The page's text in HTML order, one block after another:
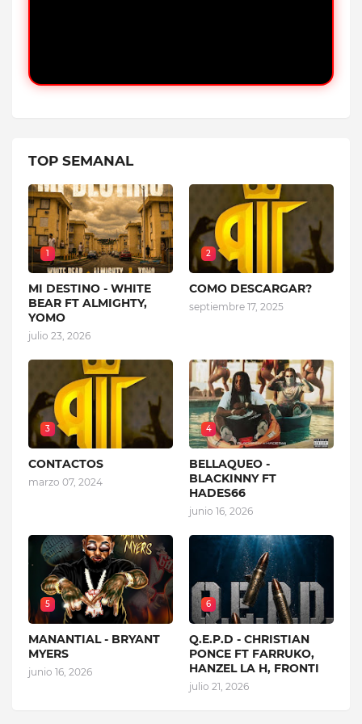
TOP SEMANAL
1
MI DESTINO - WHITE
BEAR FT ALMIGHTY,
YOMO
julio 23, 2026
2
COMO DESCARGAR?
septiembre 17, 2025
3
CONTACTOS
marzo 07, 2024
4
BELLAQUEO -
BLACKINNY FT
HADES66
junio 16, 2026
5
MANANTIAL - BRYANT
MYERS
junio 16, 2026
6
Q.E.P.D - CHRISTIAN
PONCE FT FARRUKO,
HANZEL LA H, FRONTI
julio 21, 2026